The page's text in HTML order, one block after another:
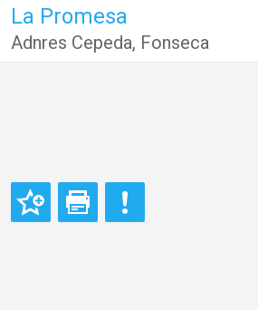
La Promesa
Adnres Cepeda, Fonseca